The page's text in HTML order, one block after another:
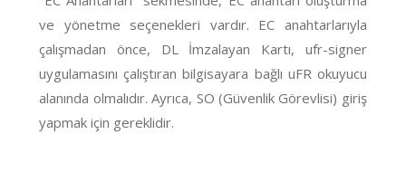
ve yönetme seçenekleri vardır. EC anahtarlarıyla
çalışmadan önce, DL İmzalayan Kartı, ufr-signer
uygulamasını çalıştıran bilgisayara bağlı uFR okuyucu
alanında olmalıdır. Ayrıca, SO (Güvenlik Görevlisi) giriş
yapmak için gereklidir.